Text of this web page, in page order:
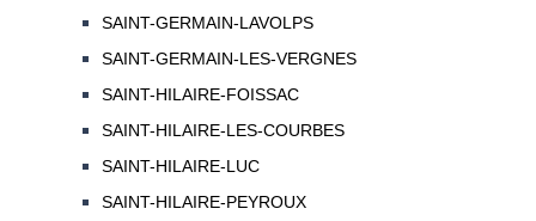
SAINT-GERMAIN-LAVOLPS
SAINT-GERMAIN-LES-VERGNES
SAINT-HILAIRE-FOISSAC
SAINT-HILAIRE-LES-COURBES
SAINT-HILAIRE-LUC
SAINT-HILAIRE-PEYROUX